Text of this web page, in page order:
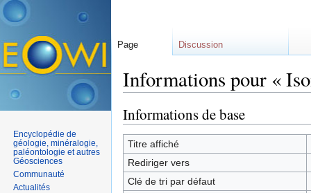
Informations pour «
Informations de base
Titre affiché
Rediriger vers
Clé de tri par défaut
Page Discussion
Encyclopédie de
géologie, minéralogie,
paléontologie et autres
Géosciences
Communauté
Actualités